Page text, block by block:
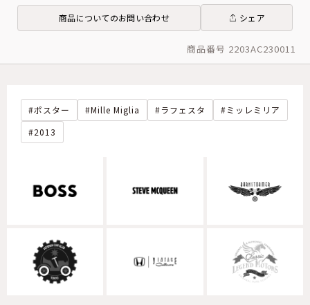
商品についてのお問い合わせ シェア
商品番号 2203AC230011
ポスター Mille Miglia ラフェスタ
ミッレミリア
2013